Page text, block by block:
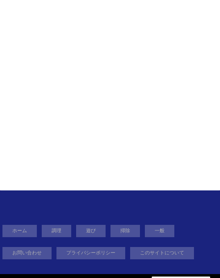
ホーム 調理 遊び 掃除 一般
お問い合わせ プライバシーポリシー このサイトについて